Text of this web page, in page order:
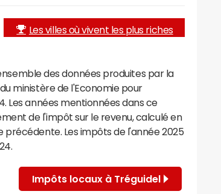
Les villes où vivent les plus riches
des données produites par la
ministère de l'Economie pour
Les années mentionnées dans ce
de l'impôt sur le revenu, calculé en
Les impôts de l'année 2025
Impôts locaux à Tréguidel